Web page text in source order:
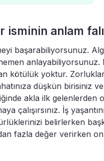
isminin anlam falı
başarabiliyorsunuz.
anlayabiliyorsunuz.
kötülük yoktur.
düşkün birisiniz
akla ilk gelenlerden
çalışırsınız. İş
belirlerken
fazla değer verirken